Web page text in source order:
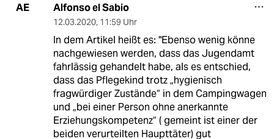
AE Alfonso el Sabio
12.03.2020, 11:59 Uhr
In dem Artikel heißt es: "Ebenso wenig könne
nachgewiesen werden, dass das Jugendamt
fahrlässig gehandelt habe, als es entschied,
dass das Pflegekind trotz „hygienisch
fragwürdiger Zustände“ in dem Campingwagen
und „bei einer Person ohne anerkannte
Erziehungskompetenz“ ( gemeint ist einer der
beiden verurteilten Haupttäter) gut